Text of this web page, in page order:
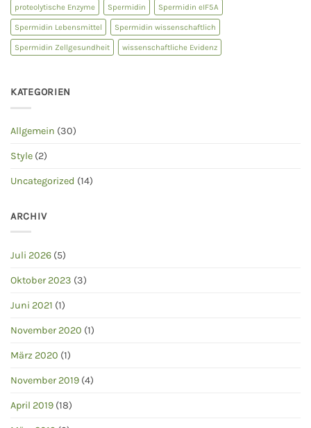
proteolytische Enzyme Spermidin Spermidin eIF5A
Spermidin Lebensmittel Spermidin wissenschaftlich
Spermidin Zellgesundheit wissenschaftliche Evidenz
KATEGORIEN
Allgemein (30)
Style (2)
Uncategorized (14)
ARCHIV
Juli 2026 (5)
Oktober 2023 (3)
Juni 2021 (1)
November 2020 (1)
März 2020 (1)
November 2019 (4)
April 2019 (18)